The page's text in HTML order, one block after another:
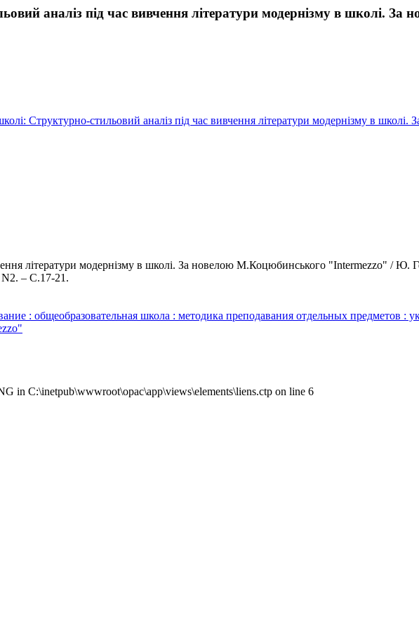
аналіз під час вивчення літератури модернізму в школі.
школі: Структурно-стильовий аналіз під час вивчення літератури модернізму в
літератури модернізму в школі. За новелою М.Коцюбинського "Intermezzo" / Ю.
– С.17-21.
: общеобразовательная школа : методика преподавания отдельных предметов :
in C:\inetpub\wwwroot\opac\app\views\elements\liens.ctp on line 6